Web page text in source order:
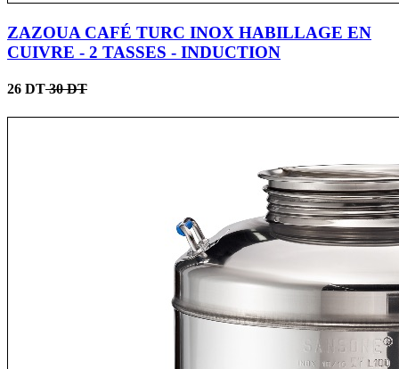
ZAZOUA CAFÉ TURC INOX HABILLAGE EN
CUIVRE - 2 TASSES - INDUCTION
26 DT30 DT